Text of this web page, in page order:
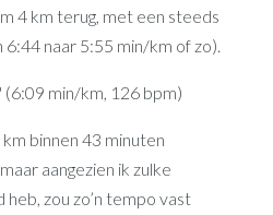
4 km terug, met een steeds
naar 5:55 min/km of zo).
(6:09 min/km, 126 bpm)
binnen 43 minuten
aangezien ik zulke
zou zo’n tempo vast